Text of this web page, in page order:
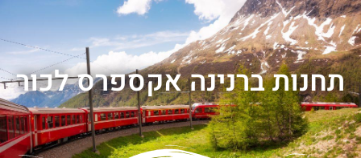
תחנות ברנינה אקספרס לכור